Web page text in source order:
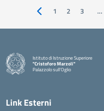
Pagina precedente
1 2 3 …
Istituto di Istruzione Superiore
"Cristoforo Marzoli"
Palazzolo sull'Oglio
— Visita la pagina iniziale della scuola
Link Esterni